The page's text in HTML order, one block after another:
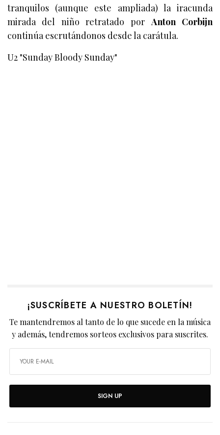
tranquilos (aunque este ampliada) la iracunda
mirada del niño retratado por Anton Corbijn
continúa escrutándonos desde la carátula.
U2 "Sunday Bloody Sunday"
¡SUSCRÍBETE A NUESTRO BOLETÍN!
Te mantendremos al tanto de lo que sucede en la música
y además, tendremos sorteos exclusivos para suscrites.
SIGN UP